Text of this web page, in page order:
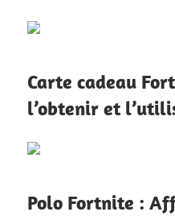
Carte cadeau
l’obtenir et
Polo Fortnite :